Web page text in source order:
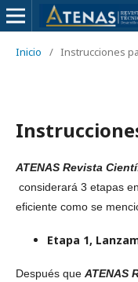
Inicio / Instrucciones
ATENAS Revista
considerará 3 etapas
eficiente como se
Etapa 1,
Después que ATENAS